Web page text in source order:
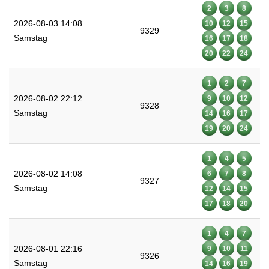
2026-08-03 14:08
Samstag
9329
2 3
8
10
12
15
16
17
18
20
22 24
2026-08-02 22:12
Samstag
9328
1 2
7
9
10
12
14
16
17
19
20 24
2026-08-02 14:08
Samstag
9327
1 4
5
6
7
8
12
14
15
17
18 20
2026-08-01 22:16
Samstag
9326
1 4
7
9
10
11
14
16 19